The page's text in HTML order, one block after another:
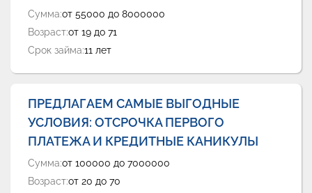
Сумма:от 55000 до 8000000
Возраст:от 19 до 71
Срок займа:11 лет
ПРЕДЛАГАЕМ САМЫЕ ВЫГОДНЫЕ
УСЛОВИЯ: ОТСРОЧКА ПЕРВОГО
ПЛАТЕЖА И КРЕДИТНЫЕ КАНИКУЛЫ
Сумма:от 100000 до 7000000
Возраст:от 20 до 70